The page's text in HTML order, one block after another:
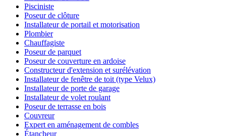
Pisciniste
Poseur de clôture
Installateur de portail et motorisation
Plombier
Chauffagiste
Poseur de parquet
Poseur de couverture en ardoise
Constructeur d'extension et surélévation
Installateur de fenêtre de toit (type Velux)
Installateur de porte de garage
Installateur de volet roulant
Poseur de terrasse en bois
Couvreur
Expert en aménagement de combles
Étancheur